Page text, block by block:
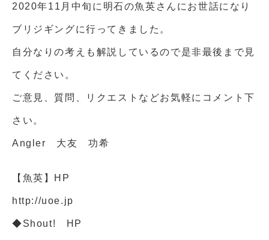
2020年11月中旬に明石の魚英さんにお世話になり
ブリジギングに行ってきました。
自分なりの考えも解説しているので是非最後まで見
てください。
ご意見、質問、リクエストなどお気軽にコメント下
さい。
Angler 大友 功希
【魚英】HP
http://uoe.jp
◆Shout! HP